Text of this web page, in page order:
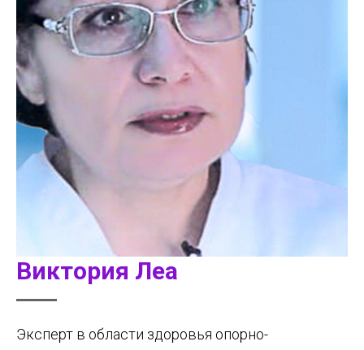
Виктория Леа
Эксперт в области здоровья опорно-